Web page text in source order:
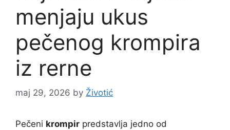
menjaju ukus
pečenog krompira
iz rerne
maj 29, 2026 by Životić
Pečeni krompir predstavlja jedno od